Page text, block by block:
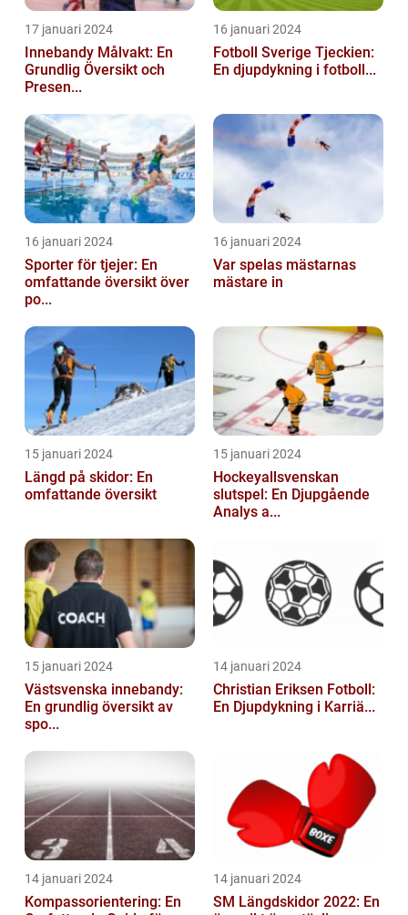
17 januari 2024
Innebandy Målvakt: En
Grundlig Översikt och
Presen...
16 januari 2024
Fotboll Sverige Tjeckien:
En djupdykning i fotboll...
16 januari 2024
Sporter för tjejer: En
omfattande översikt över
po...
16 januari 2024
Var spelas mästarnas
mästare in
15 januari 2024
Längd på skidor: En
omfattande översikt
15 januari 2024
Hockeyallsvenskan
slutspel: En Djupgående
Analys a...
15 januari 2024
Västsvenska innebandy:
En grundlig översikt av
spo...
14 januari 2024
Christian Eriksen Fotboll:
En Djupdykning i Karriä...
14 januari 2024
Kompassorientering: En
14 januari 2024
SM Längdskidor 2022: En